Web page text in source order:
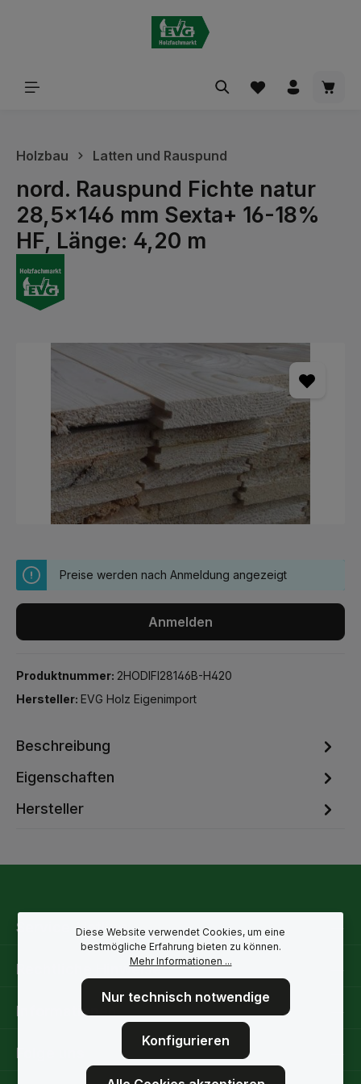
Holzbau Latten und Rauspund
nord. Rauspund Fichte natur
28,5x146 mm Sexta+ 16-18%
HF, Länge: 4,20 m
Bildergalerie überspringen
Preise werden nach Anmeldung angezeigt
Anmelden
Produktnummer: 2HODIFI28146B-H420
Hersteller: EVG Holz Eigenimport
Beschreibung
Eigenschaften
Hersteller
Service-Hotline
Rechtliche Hinweise
Informationen
Folge uns
Diese Website verwendet Cookies, um eine
bestmögliche Erfahrung bieten zu können.
Mehr Informationen ...
Nur technisch notwendige
Konfigurieren